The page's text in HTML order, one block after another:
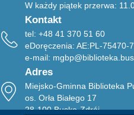
W każdy piątek przerwa:
Kontakt
tel: +48 41 370 51 60
eDoręczenia: AE:PL-75470-
e-mail:
Adres
Miejsko-Gminna Biblioteka
os. Orła Białego 17
28-100 Busko-Zdrój